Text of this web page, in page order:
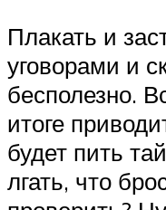
Плакать и
уговорами и
бесполезно.
итоге
будет пить
лгать, что